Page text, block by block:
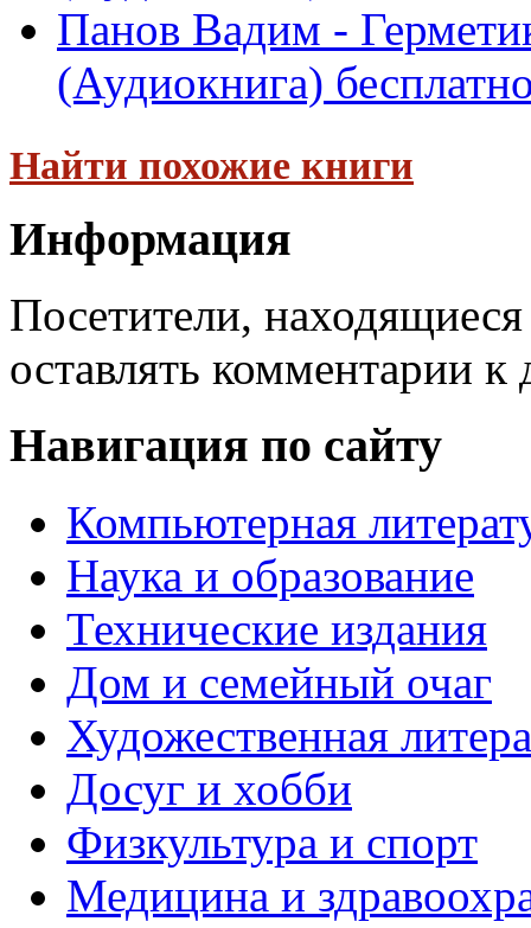
Панов Вадим -
(Аудиокнига)
Найти похожие книги
Информация
Посетители,
оставлять комментарии к
Навигация по сайту
Компьютерная
Наука и образование
Технические издания
Дом и семейный очаг
Художественная
Досуг и хобби
Физкультура и спорт
Медицина и